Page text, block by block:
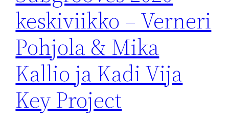
keskiviikko – Verneri
Pohjola & Mika
Kallio ja Kadi Vija
Key Project